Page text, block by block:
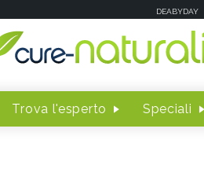
DEABYDAY
Trova l'esperto Speciali